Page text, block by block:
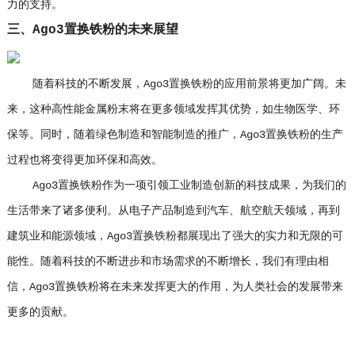
力的支持。
三、Ago3置换铁粉的未来展望
随着科技的不断发展，Ago3置换铁粉的应用前景将更加广阔。未
来，这种高性能金属粉末将在更多领域发挥其优势，如生物医学、环
保等。同时，随着绿色制造和智能制造的推广，Ago3置换铁粉的生产
过程也将变得更加环保和高效。
Ago3置换铁粉作为一项引领工业制造创新的科技成果，为我们的
生活带来了诸多便利。从电子产品制造到汽车、航空航天领域，再到
建筑业和能源领域，Ago3置换铁粉都展现出了强大的实力和无限的可
能性。随着科技的不断进步和市场需求的不断增长，我们有理由相
信，Ago3置换铁粉将在未来发挥更大的作用，为人类社会的发展带来
更多的贡献。